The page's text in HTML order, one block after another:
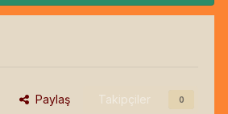
Paylaş Takipçiler 0